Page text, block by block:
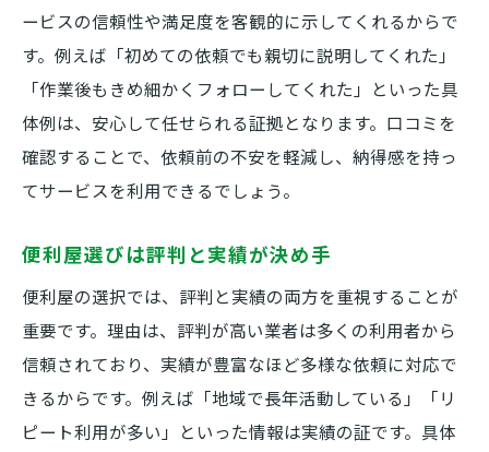
ービスの信頼性や満足度を客観的に示してくれるからで
す。例えば「初めての依頼でも親切に説明してくれた」
「作業後もきめ細かくフォローしてくれた」といった具
体例は、安心して任せられる証拠となります。口コミを
確認することで、依頼前の不安を軽減し、納得感を持っ
てサービスを利用できるでしょう。
便利屋選びは評判と実績が決め手
便利屋の選択では、評判と実績の両方を重視することが
重要です。理由は、評判が高い業者は多くの利用者から
信頼されており、実績が豊富なほど多様な依頼に対応で
きるからです。例えば「地域で長年活動している」「リ
ピート利用が多い」といった情報は実績の証です。具体